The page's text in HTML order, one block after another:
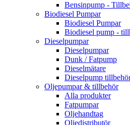
Bensinpump -
Biodiesel Pumpar
Biodiesel Pumpar
Biodiesel pump -
Dieselpumpar
Dieselpumpar
Dunk / Fatpump
Dieselmätare
Dieselpump
Oljepumpar & tillbehör
Alla produkter
Fatpumpar
Oljehandtag
Oljedistributör